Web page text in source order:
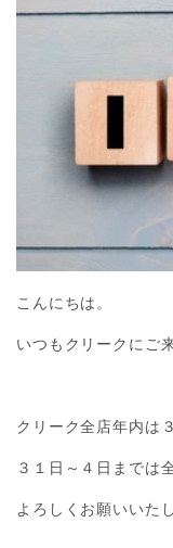
こんにちは。
いつもクリークにご
クリーク全店年内は
３１日～４日までは
よろしくお願いいた